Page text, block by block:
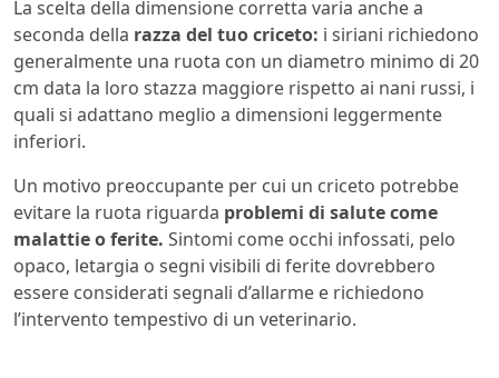
La scelta della dimensione corretta varia anche a
seconda della razza del tuo criceto: i siriani richiedono
generalmente una ruota con un diametro minimo di 20
cm data la loro stazza maggiore rispetto ai nani russi, i
quali si adattano meglio a dimensioni leggermente
inferiori.
Un motivo preoccupante per cui un criceto potrebbe
evitare la ruota riguarda problemi di salute come
malattie o ferite. Sintomi come occhi infossati, pelo
opaco, letargia o segni visibili di ferite dovrebbero
essere considerati segnali d’allarme e richiedono
l’intervento tempestivo di un veterinario.